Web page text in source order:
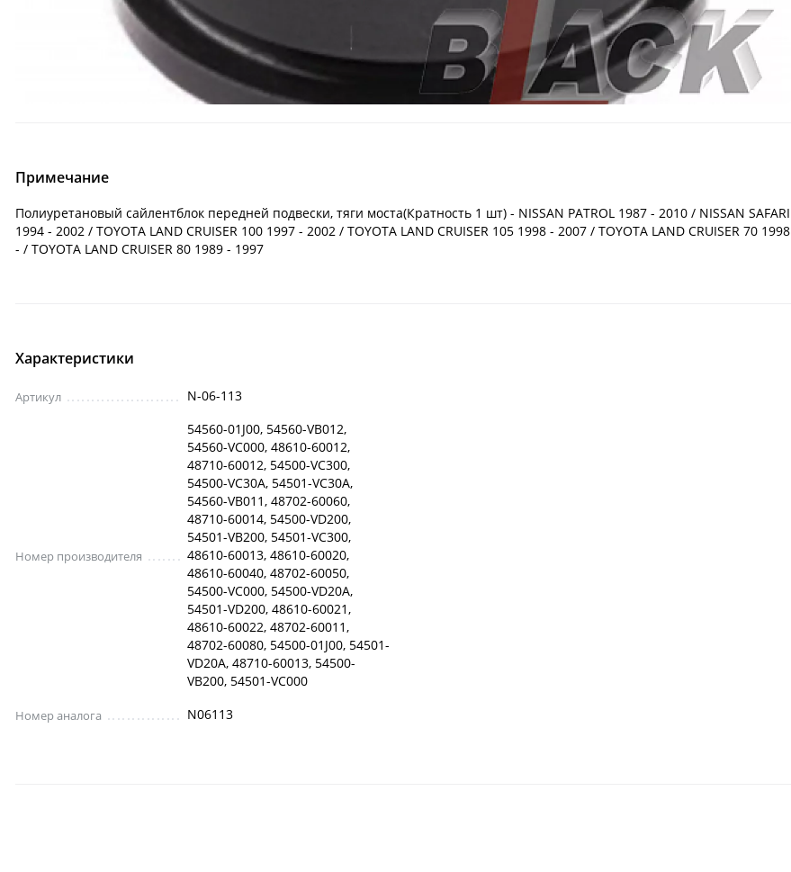
Примечание
Полиуретановый сайлентблок передней подвески, тяги моста(Кратность 1 шт) - NISSAN PATROL 1987 - 2010 / NISSAN SAFARI
1994 - 2002 / TOYOTA LAND CRUISER 100 1997 - 2002 / TOYOTA LAND CRUISER 105 1998 - 2007 / TOYOTA LAND CRUISER 70 1998
- / TOYOTA LAND CRUISER 80 1989 - 1997
Характеристики
Артикул N-06-113
Номер производителя
54560-01J00, 54560-VB012,
54560-VC000, 48610-60012,
48710-60012, 54500-VC300,
54500-VC30A, 54501-VC30A,
54560-VB011, 48702-60060,
48710-60014, 54500-VD200,
54501-VB200, 54501-VC300,
48610-60013, 48610-60020,
48610-60040, 48702-60050,
54500-VC000, 54500-VD20A,
54501-VD200, 48610-60021,
48610-60022, 48702-60011,
48702-60080, 54500-01J00, 54501-
VD20A, 48710-60013, 54500-
VB200, 54501-VC000
Номер аналога N06113